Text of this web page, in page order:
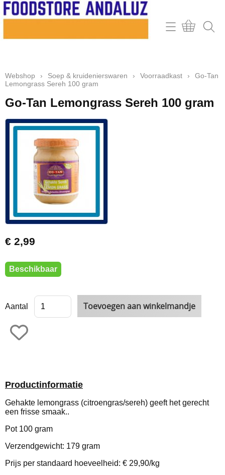
Home
Contact
Mijn account
Retour & klachten
Informatie
Webshop › Soep & kruidenierswaren › Voorraadkast ›
Go-Tan
Lemongrass Sereh 100 gram
Go-Tan Lemongrass Sereh 100 gram
€ 2,99
Beschikbaar
Aantal
Productinformatie
Gehakte lemongrass (citroengras/sereh) geeft het gerecht
een frisse smaak..
Pot 100 gram
Verzendgewicht: 179 gram
Prijs per standaard hoeveelheid: € 29,90/kg